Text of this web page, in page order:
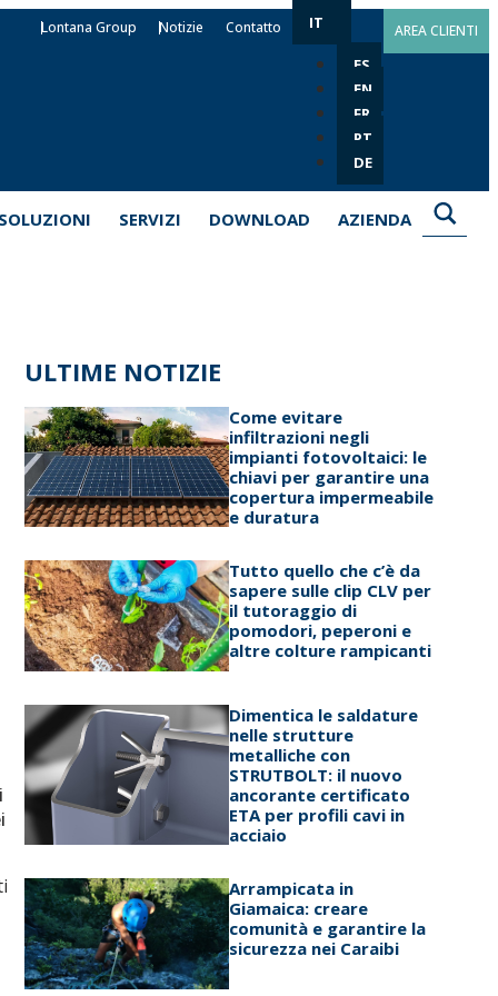
Lontana Group Notizie Contatto IT
ES
EN
FR
PT
DE
AREA CLIENTI
SOLUZIONI SERVIZI DOWNLOAD AZIENDA
ULTIME NOTIZIE
Come evitare
infiltrazioni negli
impianti fotovoltaici: le
chiavi per garantire una
copertura impermeabile
e duratura
Tutto quello che c’è da
sapere sulle clip CLV per
il tutoraggio di
pomodori, peperoni e
altre colture rampicanti
Dimentica le saldature
nelle strutture
metalliche con
STRUTBOLT: il nuovo
ancorante certificato
ETA per profili cavi in
acciaio
Arrampicata in
Giamaica: creare
comunità e garantire la
sicurezza nei Caraibi